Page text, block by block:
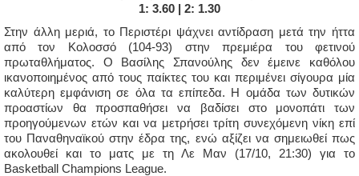
1: 3.60 | 2: 1.30
Στην άλλη μεριά, το Περιστέρι ψάχνει αντίδραση μετά την ήττα
από τον Κολοσσό (104-93) στην πρεμιέρα του φετινού
πρωταθλήματος. Ο Βασίλης Σπανούλης δεν έμεινε καθόλου
ικανοποιημένος από τους παίκτες του και περιμένει σίγουρα μία
καλύτερη εμφάνιση σε όλα τα επίπεδα. Η ομάδα των δυτικών
προαστίων θα προσπαθήσει να βαδίσει στο μονοπάτι των
προηγούμενων ετών και να μετρήσει τρίτη συνεχόμενη νίκη επί
του Παναθηναϊκού στην έδρα της, ενώ αξίζει να σημειωθεί πως
ακολουθεί και το ματς με τη Λε Μαν (17/10, 21:30) για το
Basketball Champions League.